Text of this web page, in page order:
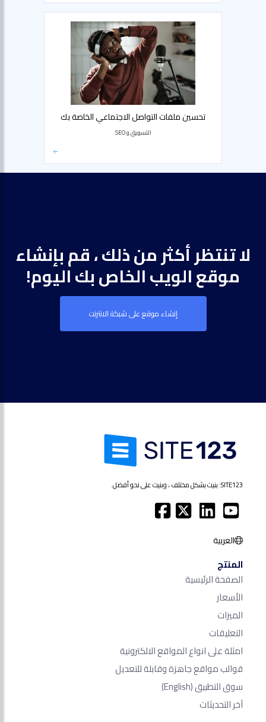
تحسين ملفات التواصل الاجتماعي الخاصة بك
التسويق و SEO
لا تنتظر أكثر من ذلك ، قم بإنشاء
موقع الويب الخاص بك اليوم!
إنشاء موقع على شبكة الانترنت
SITE123: بنيت بشكل مختلف ، وبنيت على نحو أفضل.
العربية
المنتج
الصفحة الرئيسية
الأسعار
الميزات
التعليقات
امثلة على انواع المواقع الالكترونية
قوالب مواقع جاهزة وقابلة للتعديل
سوق التطبيق(English)
آخر التحديثات